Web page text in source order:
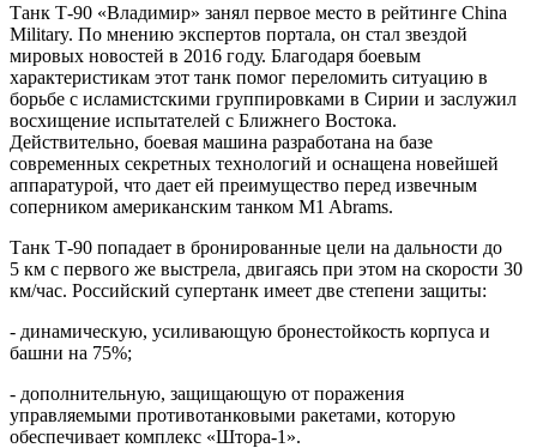
Танк Т-90 «Владимир» занял первое место в рейтинге China
Military. По мнению экспертов портала, он стал звездой
мировых новостей в 2016 году. Благодаря боевым
характеристикам этот танк помог переломить ситуацию в
борьбе с исламистскими группировками в Сирии и заслужил
восхищение испытателей с Ближнего Востока.
Действительно, боевая машина разработана на базе
современных секретных технологий и оснащена новейшей
аппаратурой, что дает ей преимущество перед извечным
соперником американским танком M1 Abrams.
Танк Т-90 попадает в бронированные цели на дальности до
5 км с первого же выстрела, двигаясь при этом на скорости 30
км/час. Российский супертанк имеет две степени защиты:
- динамическую, усиливающую бронестойкость корпуса и
башни на 75%;
- дополнительную, защищающую от поражения
управляемыми противотанковыми ракетами, которую
обеспечивает комплекс «Штора-1».